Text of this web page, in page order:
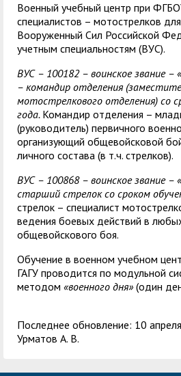
Военный учебный центр при
специалистов – мотострелков
Вооруженный Сил Российской
учетным специальностям (ВУС).
ВУС – 100182 – воинское звание
– командир отделения
мотострелкового отделения) со
года. Командир отделения –
(руководитель) первичного
организующий общевойсковой
личного состава (в т.ч. стрелков).
ВУС – 100868 – воинское звание –
старший стрелок со сроком
стрелок – специалист
ведения боевых действий в
общевойскового боя.
Обучение в военном учебном
ГАГУ проводится по модульной
методом «военного дня»(один
Последнее обновление: 10
Урматов А. В.